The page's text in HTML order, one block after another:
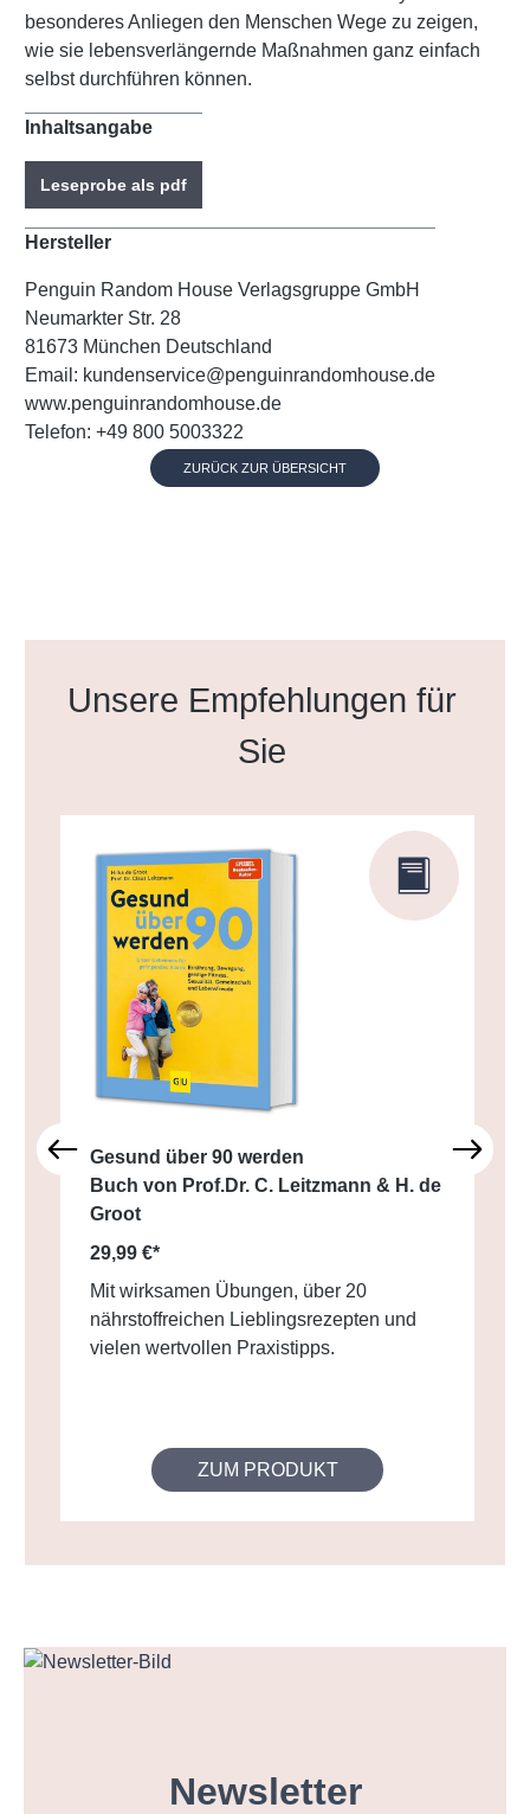
besonderes Anliegen den Menschen Wege zu zeigen,
wie sie lebensverlängernde Maßnahmen ganz einfach
selbst durchführen können.
Inhaltsangabe
Leseprobe als pdf
Hersteller
Penguin Random House Verlagsgruppe GmbH
Neumarkter Str. 28
81673 München Deutschland
Email: kundenservice@penguinrandomhouse.de
www.penguinrandomhouse.de
Telefon: +49 800 5003322
ZURÜCK ZUR ÜBERSICHT
Produktgalerie überspringen
Unsere Empfehlungen für
Sie
Gesund über 90 werden
Buch von Prof.Dr. C. Leitzmann & H. de
Groot
29,99 €*
Mit wirksamen Übungen, über 20
nährstoffreichen Lieblingsrezepten und
vielen wertvollen Praxistipps.
ZUM PRODUKT
Newsletter